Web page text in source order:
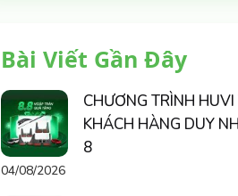
Bài Viết Gần Đây
CHƯƠNG TRÌNH
KHÁCH HÀNG DUY
8
04/08/2026